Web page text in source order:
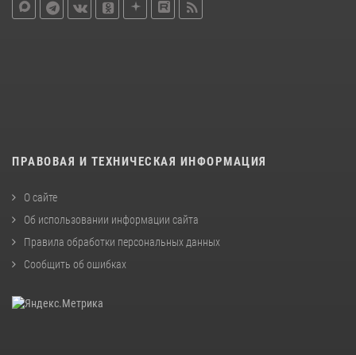
ПРАВОВАЯ И ТЕХНИЧЕСКАЯ ИНФОРМАЦИЯ
О сайте
Об использовании информации сайта
Правила обработки персональных данных
Сообщить об ошибках